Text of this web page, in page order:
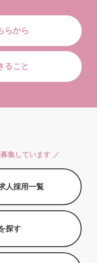
らから
ること
集しています ／
人採用一覧
探す